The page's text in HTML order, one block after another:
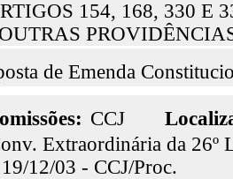
154, 168, 330 E
de Emenda
CCJ
Extraordinária da 26º
12/03 - CCJ/Proc.